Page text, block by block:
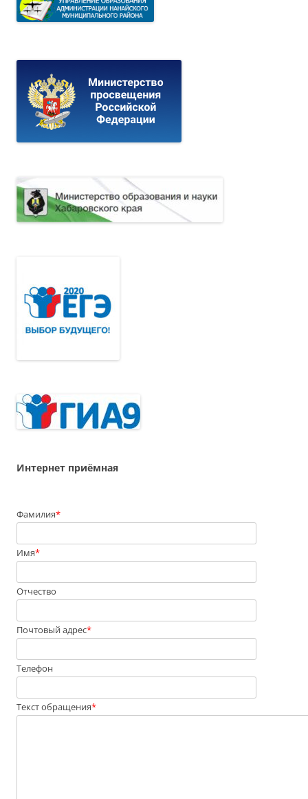
Интернет приёмная
Фамилия*
Имя*
Отчество
Почтовый адрес*
Телефон
Текст обращения*